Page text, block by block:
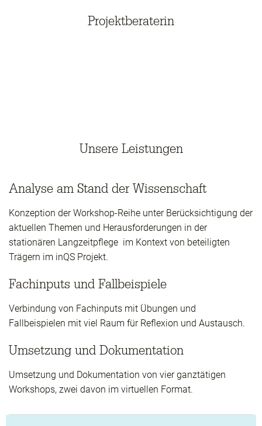
Projektberaterin
Unsere Leistungen
Analyse am Stand der Wissenschaft
Konzeption der Workshop-Reihe unter Berücksichtigung der
aktuellen Themen und Herausforderungen in der
stationären Langzeitpflege im Kontext von beteiligten
Trägern im inQS Projekt.
Fachinputs und Fallbeispiele
Verbindung von Fachinputs mit Übungen und
Fallbeispielen mit viel Raum für Reflexion und Austausch.
Umsetzung und Dokumentation
Umsetzung und Dokumentation von vier ganztätigen
Workshops, zwei davon im virtuellen Format.